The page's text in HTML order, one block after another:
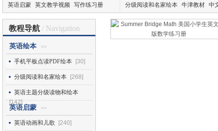
英语启蒙 英文教学视频 写作练习册
分级阅读和名家绘本 牛津教材 中
教程导航 / Navigation
英语绘本 >>
手机平板点读PDF绘本 [30]
分级阅读和名家绘本 [268]
英语主题分级读物和绘本
[142]
英语启蒙 >>
英语动画和儿歌 [240]